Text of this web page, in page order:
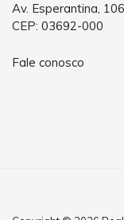
Av. Esperantina,
CEP: 03692-000
Fale conosco